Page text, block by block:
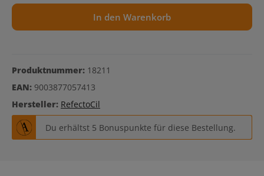
In den Warenkorb
Produktnummer: 18211
EAN: 9003877057413
Hersteller: RefectoCil
Du erhältst 5 Bonuspunkte für diese Bestellung.